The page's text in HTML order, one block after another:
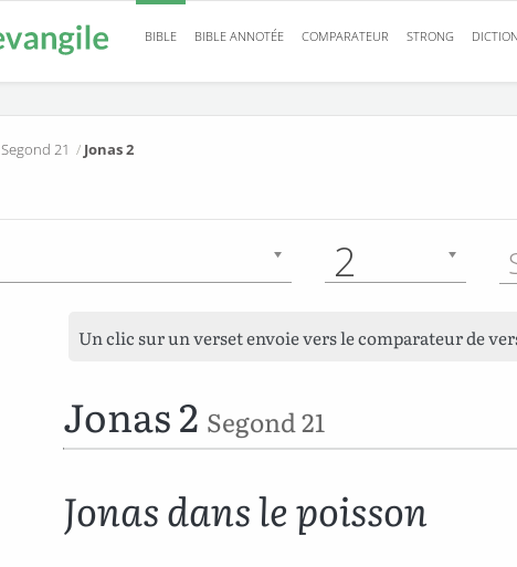
BIBLE BIBLE ANNOTÉE COMPARATEUR STRONG
Segond 21 / Jonas 2
2
Un clic sur un verset envoie vers le comparateur de
Jonas 2 Segond 21
Jonas dans le poisson